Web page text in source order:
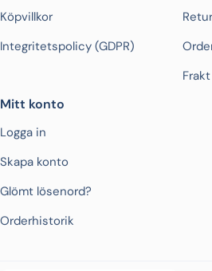
Köpvillkor
Integritetspolicy (GDPR)
Mitt konto
Logga in
Skapa konto
Glömt lösenord?
Orderhistorik